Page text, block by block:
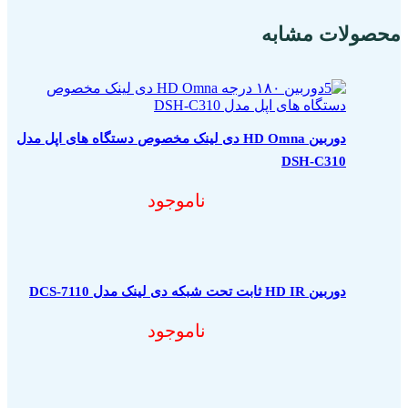
محصولات مشابه
دوربین HD Omna دی لینک مخصوص دستگاه های اپل مدل
DSH-C310
ناموجود
دوربین HD IR ثابت تحت شبکه دی لینک مدل DCS-7110
ناموجود